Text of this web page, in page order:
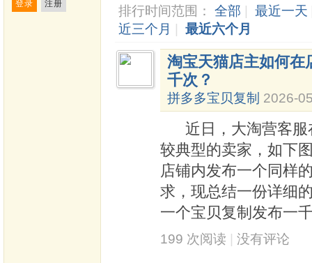
排行时间范围： 全部 最近一天
近三个月
最近六个月
淘宝天猫店主如何在
千次？
拼多多宝贝复制 2026-
近日，大淘营客服
较典型的卖家，如下
店铺内发布一个同样
求，现总结一份详
一个宝贝复制发布一
199 次阅读 没有评论